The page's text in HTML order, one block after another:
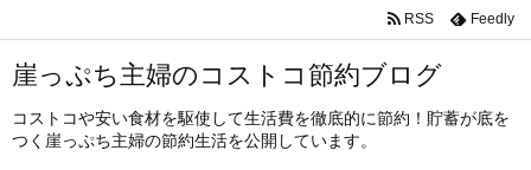
崖っぷち主婦のコストコ節約ブログ
コストコや安い食材を駆使して生活費を徹底的に節約！貯蓄が底を
つく崖っぷち主婦の節約生活を公開しています。
RSS Feedly